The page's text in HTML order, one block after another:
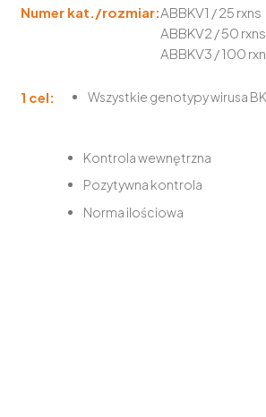
Numer kat./rozmiar:ABBKV1 / 25 rxns
ABBKV2 / 50 rxns
ABBKV3 / 100
1 cel: Wszystkie genotypy wirusa BK
Kontrola wewnętrzna
Pozytywna kontrola
Norma ilościowa